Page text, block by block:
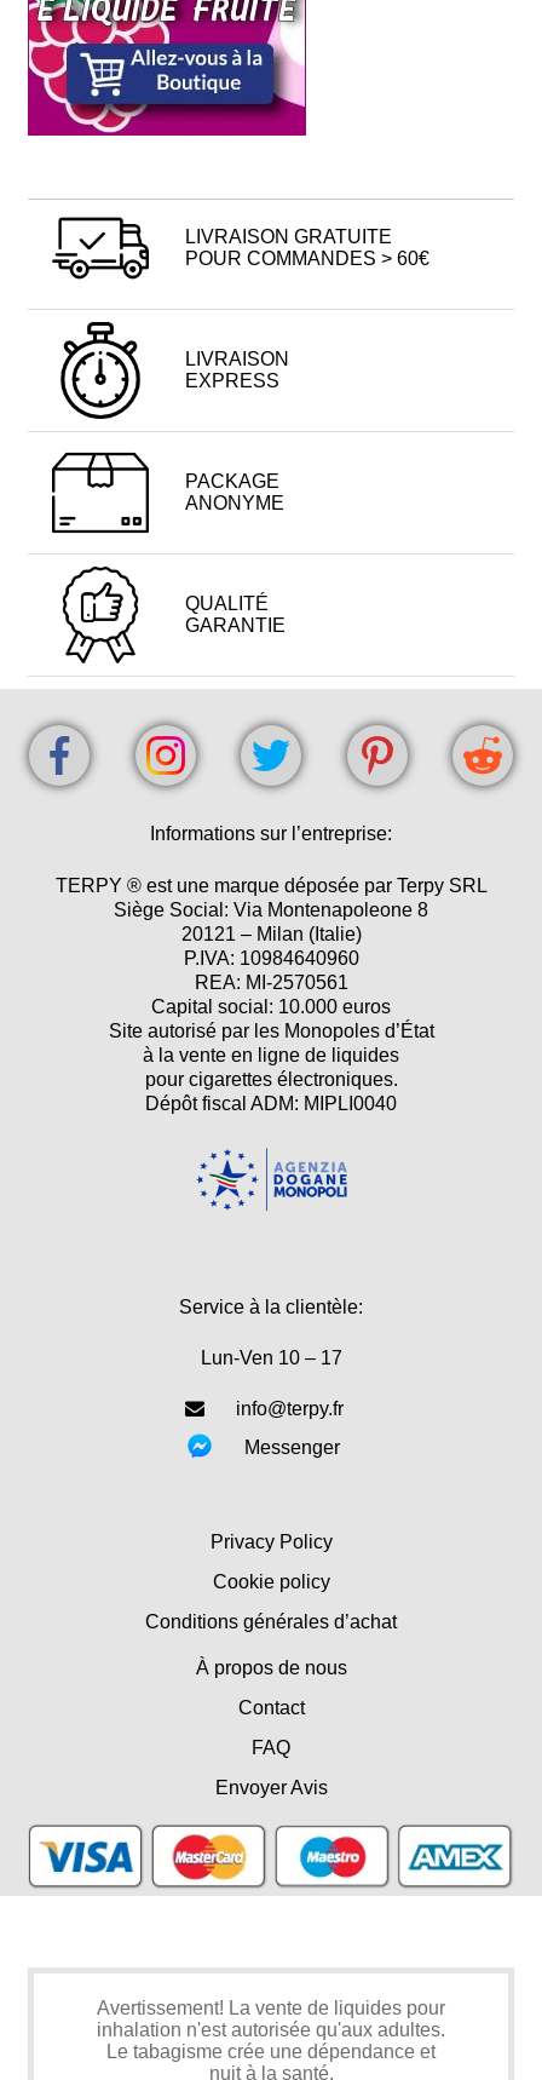
LIVRAISON GRATUITE
POUR COMMANDES > 60€
LIVRAISON
EXPRESS
PACKAGE
ANONYME
QUALITÉ
GARANTIE
Informations sur l’entreprise:
TERPY ® est une marque déposée par Terpy SRL
Siège Social: Via Montenapoleone 8
20121 – Milan (Italie)
P.IVA: 10984640960
REA: MI-2570561
Capital social: 10.000 euros
Site autorisé par les Monopoles d’État
à la vente en ligne de liquides
pour cigarettes électroniques.
Dépôt fiscal ADM: MIPLI0040
Service à la clientèle:
Lun-Ven 10 – 17
info@terpy.fr
Messenger
Privacy Policy
Cookie policy
Conditions générales d’achat
À propos de nous
Contact
FAQ
Envoyer Avis
Avertissement! La vente de liquides pour
inhalation n'est autorisée qu'aux adultes.
Le tabagisme crée une dépendance et
nuit à la santé.